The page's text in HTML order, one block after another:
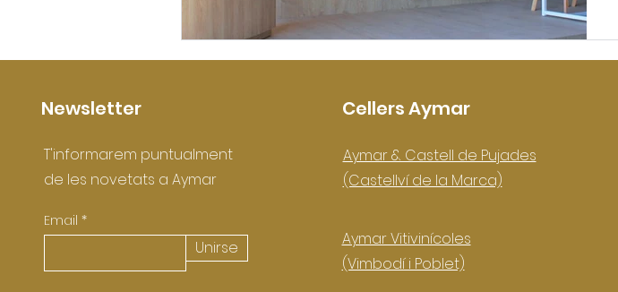
Newsletter
T'informarem puntualment
de les novetats a Aymar
Email
Unirse
Cellers Aymar
Aymar & Castell de Pujades
(Castellví de la Marca)
Aymar Vitivinícoles
(Vimbodí i Poblet)